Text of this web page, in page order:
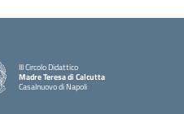
III Circolo Didattico
Madre Teresa di Calcutta
Casalnuovo di Napoli
— Visita la pagina iniziale della scuola